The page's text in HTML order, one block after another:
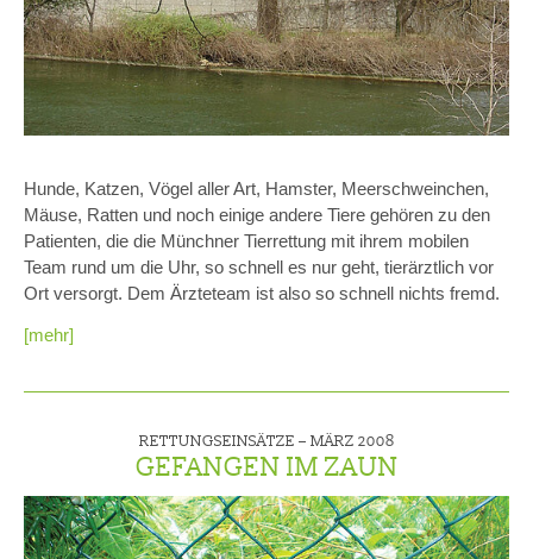
Hunde, Katzen, Vögel aller Art, Hamster, Meerschweinchen,
Mäuse, Ratten und noch einige andere Tiere gehören zu den
Patienten, die die Münchner Tierrettung mit ihrem mobilen
Team rund um die Uhr, so schnell es nur geht, tierärztlich vor
Ort versorgt. Dem Ärzteteam ist also so schnell nichts fremd.
[mehr]
RETTUNGSEINSÄTZE – MÄRZ 2008
GEFANGEN IM ZAUN